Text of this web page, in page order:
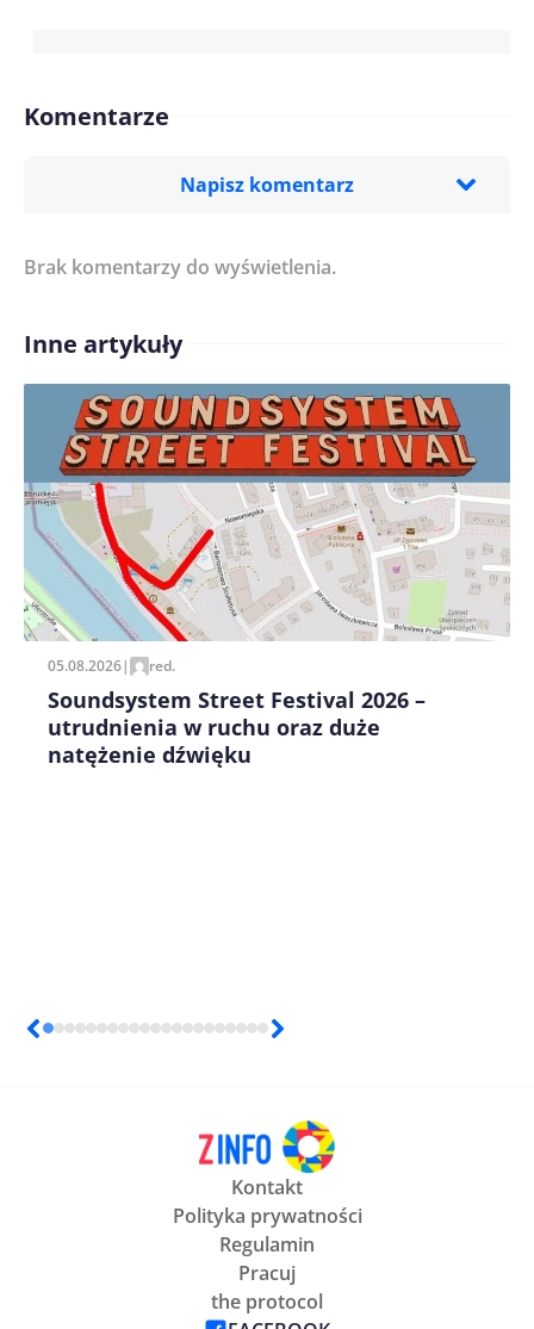
Komentarze
Napisz komentarz
Treść komentarza*
Imię/ Nick*
Zapamiętaj moje dane w tej przeglądarce podczas
pisania kolejnych komentarzy.
Brak komentarzy do wyświetlenia.
Inne artykuły
05.08.2026| red.
Soundsystem Street Festival 2026 –
utrudnienia w ruchu oraz duże
natężenie dźwięku
Kontakt
Polityka prywatności
Regulamin
Pracuj
the protocol